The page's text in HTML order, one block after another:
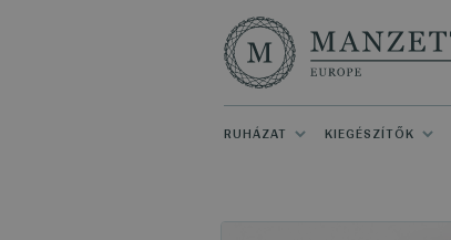
RUHÁZAT KIEGÉSZÍTŐK